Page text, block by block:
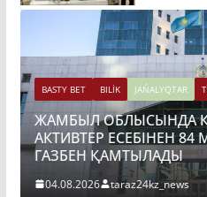
BASTY BET BILİK JAŃALYQTAR
ЖАМБЫЛ ОБЛЫСЫНДА
АКТИВТЕР ЕСЕБІНЕН 84
ГАЗБЕН ҚАМТЫЛАДЫ
04.08.2026 taraz24kz_news